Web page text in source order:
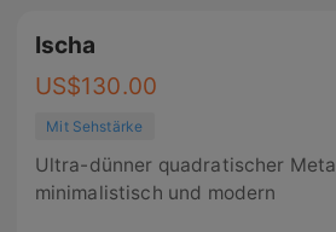
Ischa
US$130.00
Mit Sehstärke
Ultra-dünner quadratischer
minimalistisch und modern